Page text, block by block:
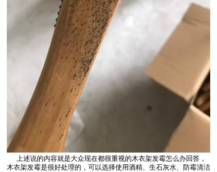
上述说的内容就是大众现在都很重视的木衣架发霉怎么办回答，
木衣架发霉是很好处理的，可以选择使用酒精、生石灰水、防霉清洁